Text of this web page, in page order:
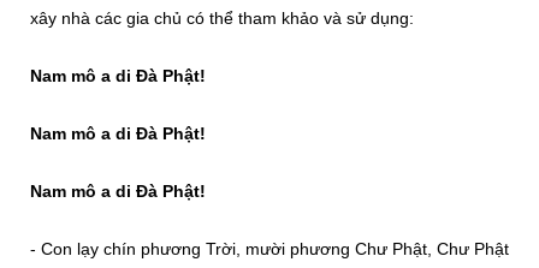
xây nhà các gia chủ có thể tham khảo và sử dụng:
Nam mô a di Đà Phật!
Nam mô a di Đà Phật!
Nam mô a di Đà Phật!
- Con lạy chín phương Trời, mười phương Chư Phật, Chư Phật